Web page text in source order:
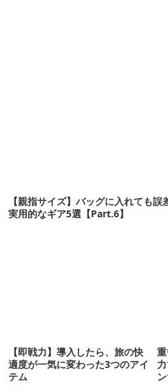
【親指サイズ】バッグに入れても
実用的なギア5選【Part.6】
【即戦力】導入したら、旅の快
適度が一気に変わった3つのアイ
テム